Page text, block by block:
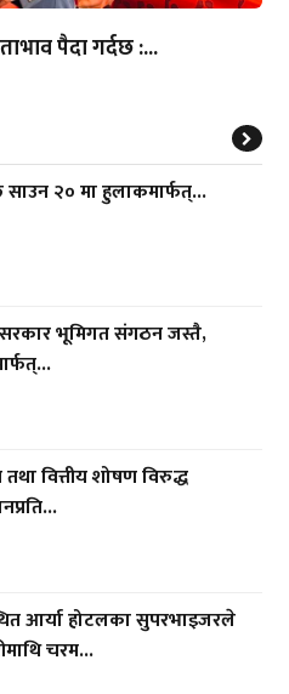
पैदा गर्दछ :...
साउन २० मा हुलाकमार्फत्...
भूमिगत संगठन जस्तै,
तथा वित्तीय शोषण विरुद्ध
आर्या होटलका सुपरभाइजरले
चरम...